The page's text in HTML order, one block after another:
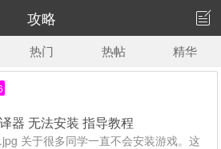
攻略

热门 热帖 精华
器 无法安装 指导教程
关于很多同学一直不会安装游戏。这